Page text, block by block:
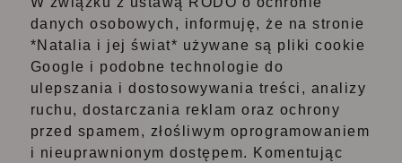
danych osobowych, informuję, że na stronie
*Natalia i jej świat* używane są pliki cookie
Google i podobne technologie do
ulepszania i dostosowywania treści, analizy
ruchu, dostarczania reklam oraz ochrony
przed spamem, złośliwym oprogramowaniem
i nieuprawnionym dostępem. Komentując